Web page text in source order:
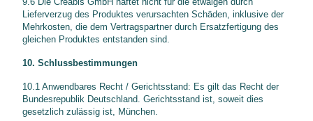
Lieferverzug des Produktes verursachten Schäden, inklusive der
Mehrkosten, die dem Vertragspartner durch Ersatzfertigung des
gleichen Produktes entstanden sind.
10. Schlussbestimmungen
10.1 Anwendbares Recht / Gerichtsstand: Es gilt das Recht der
Bundesrepublik Deutschland. Gerichtsstand ist, soweit dies
gesetzlich zulässig ist, München.